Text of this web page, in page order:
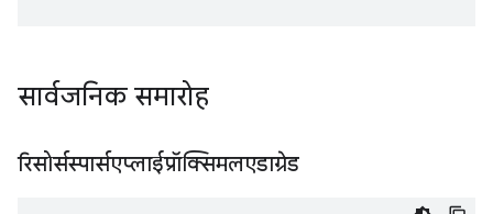
सार्वजनिक समारोह
रिसोर्सस्पार्सएप्लाईप्रॉक्सिमलएडाग्रेड